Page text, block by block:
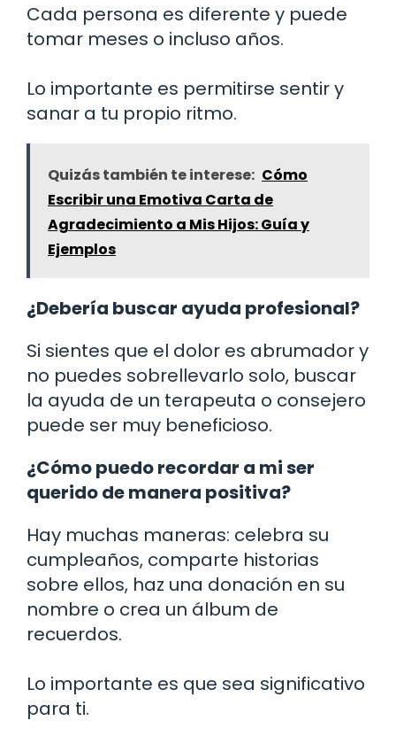
Cada persona es diferente y puede
tomar meses o incluso años.
Lo importante es permitirse sentir y
sanar a tu propio ritmo.
Quizás también te interese: Cómo
Escribir una Emotiva Carta de
Agradecimiento a Mis Hijos: Guía y
Ejemplos
¿Debería buscar ayuda profesional?
Si sientes que el dolor es abrumador y
no puedes sobrellevarlo solo, buscar
la ayuda de un terapeuta o consejero
puede ser muy beneficioso.
¿Cómo puedo recordar a mi ser
querido de manera positiva?
Hay muchas maneras: celebra su
cumpleaños, comparte historias
sobre ellos, haz una donación en su
nombre o crea un álbum de
recuerdos.
Lo importante es que sea significativo
para ti.